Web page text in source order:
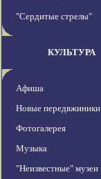
"Сердитые стрелы"
КУЛЬТУРА
Афиша
Новые передвжиники
Фотогалерея
Музыка
"Неизвестные" музеи